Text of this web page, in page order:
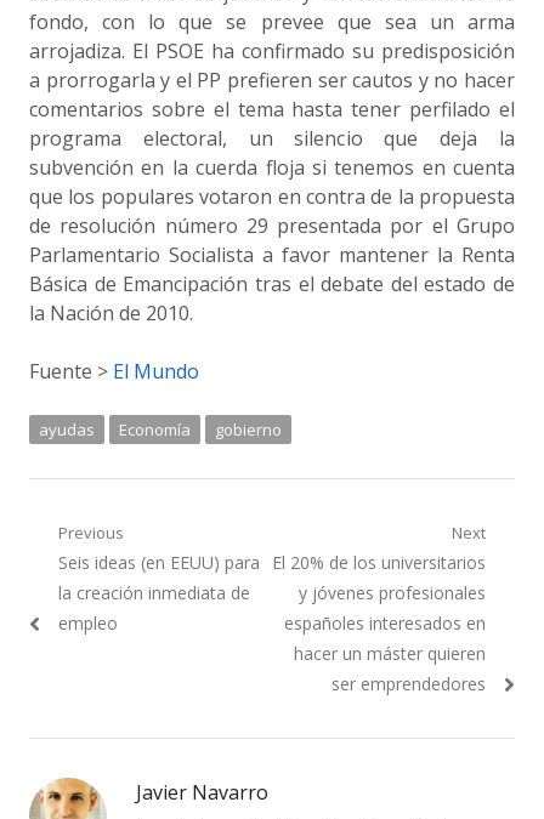
fondo, con lo que se prevee que sea un arma
arrojadiza. El PSOE ha confirmado su predisposición
a prorrogarla y el PP prefieren ser cautos y no hacer
comentarios sobre el tema hasta tener perfilado el
programa electoral, un silencio que deja la
subvención en la cuerda floja si tenemos en cuenta
que los populares votaron en contra de la propuesta
de resolución número 29 presentada por el Grupo
Parlamentario Socialista a favor mantener la Renta
Básica de Emancipación tras el debate del estado de
la Nación de 2010.
Fuente > El Mundo
ayudas Economía gobierno
Navegación
de
entradas
Previous
Previous
post:
Seis ideas (en EEUU) para
la creación inmediata de
empleo
Next
Next
post:
El 20% de los universitarios
y jóvenes profesionales
españoles interesados en
hacer un máster quieren
ser emprendedores
Javier Navarro